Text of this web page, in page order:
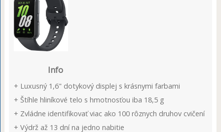
Info
+ Luxusný 1,6" dotykový displej s krásnymi farbami
+ Štíhle hliníkové telo s hmotnosťou iba 18,5 g
+ Zvládne identifikovať viac ako 100 rôznych druhov cvičení
+ Výdrž až 13 dní na jedno nabitie